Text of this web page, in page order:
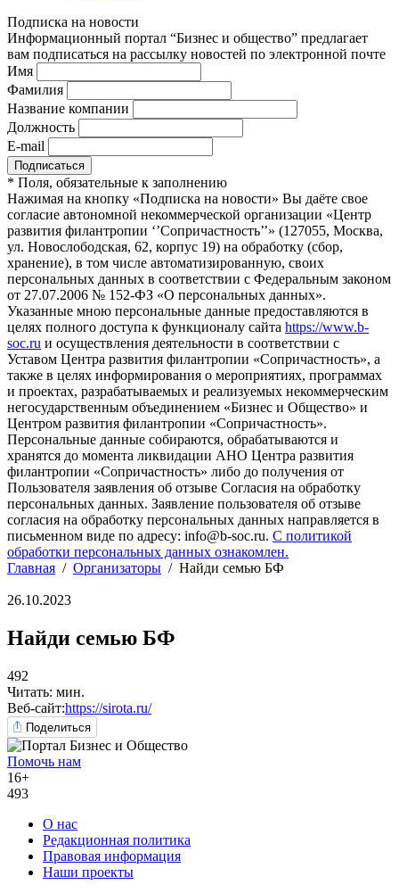
Подписка на новости
Информационный портал “Бизнес и общество” предлагает
вам подписаться на рассылку новостей по электронной почте
Имя
Фамилия
Название компании
Должность
E-mail
* Поля, обязательные к заполнению
Нажимая на кнопку «Подписка на новости» Вы даёте свое
согласие автономной некоммерческой организации «Центр
развития филантропии ‘’Сопричастность’’» (127055, Москва,
ул. Новослободская, 62, корпус 19) на обработку (сбор,
хранение), в том числе автоматизированную, своих
персональных данных в соответствии с Федеральным законом
от 27.07.2006 № 152-ФЗ «О персональных данных».
Указанные мною персональные данные предоставляются в
целях полного доступа к функционалу сайта https://www.b-
soc.ru и осуществления деятельности в соответствии с
Уставом Центра развития филантропии «Сопричастность», а
также в целях информирования о мероприятиях, программах
и проектах, разрабатываемых и реализуемых некоммерческим
негосударственным объединением «Бизнес и Общество» и
Центром развития филантропии «Сопричастность».
Персональные данные собираются, обрабатываются и
хранятся до момента ликвидации АНО Центра развития
филантропии «Сопричастность» либо до получения от
Пользователя заявления об отзыве Согласия на обработку
персональных данных. Заявление пользователя об отзыве
согласия на обработку персональных данных направляется в
письменном виде по адресу: info@b-soc.ru. С политикой
обработки персональных данных ознакомлен.
Главная / Организаторы / Найди семью БФ
26.10.2023
Найди семью БФ
492
Читать: мин.
Веб-сайт:https://sirota.ru/
Поделиться
Помочь нам
16+
493
О нас
Редакционная политика
Правовая информация
Наши проекты